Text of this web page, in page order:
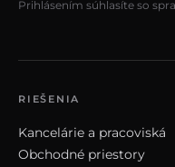
Prihlásením súhlasíte so
RIEŠENIA
Kancelárie a pracoviská
Obchodné priestory